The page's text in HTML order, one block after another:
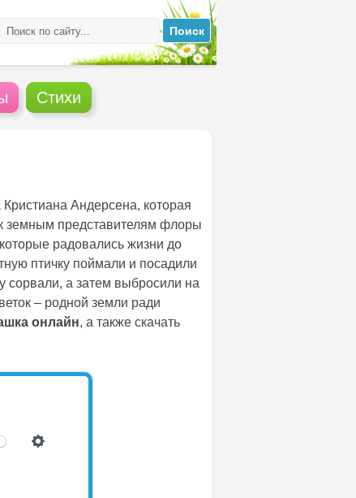
Стихи
Андерсена, которая
земным представителям флоры
радовались жизни до
птичку поймали и посадили
сорвали, а затем выбросили на
– родной земли ради
онлайн, а также скачать